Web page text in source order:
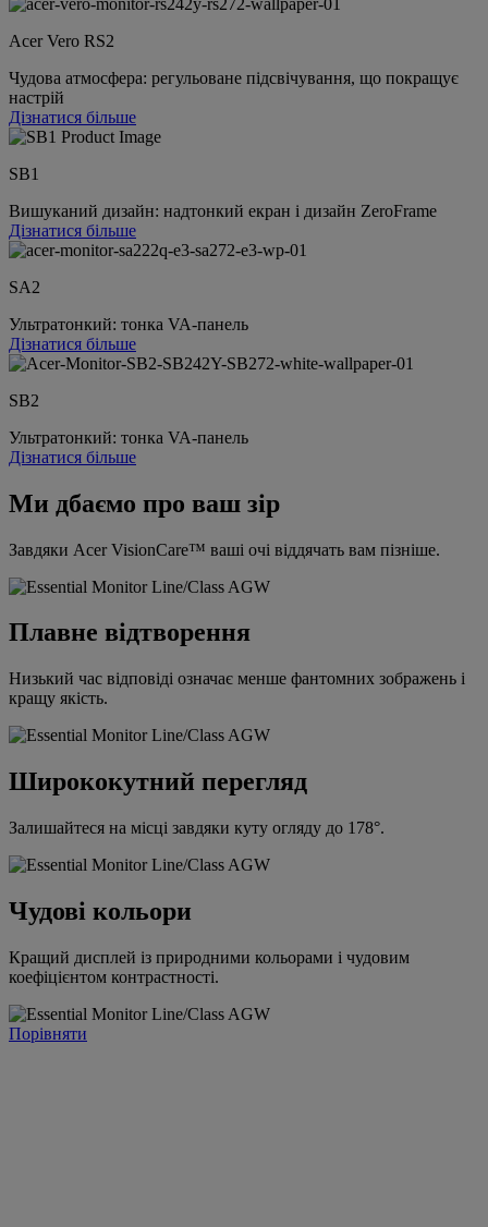
Acer Vero RS2
Чудова атмосфера: регульоване підсвічування, що покращує
настрій
Дізнатися більше
SB1
Вишуканий дизайн: надтонкий екран і дизайн ZeroFrame
Дізнатися більше
SA2
Ультратонкий: тонка VA-панель
Дізнатися більше
SB2
Ультратонкий: тонка VA-панель
Дізнатися більше
Ми дбаємо про ваш зір
Завдяки Acer VisionCare™ ваші очі віддячать вам пізніше.
Плавне відтворення
Низький час відповіді означає менше фантомних зображень і
кращу якість.
Ширококутний перегляд
Залишайтеся на місці завдяки куту огляду до 178°.
Чудові кольори
Кращий дисплей із природними кольорами і чудовим
коефіцієнтом контрастності.
Порівняти